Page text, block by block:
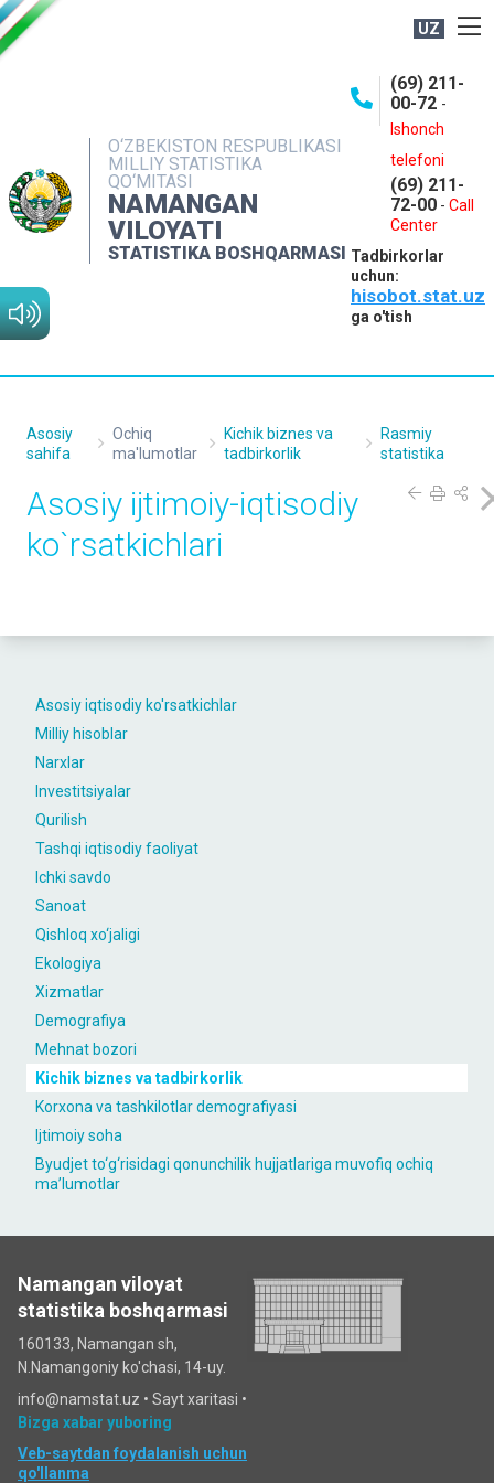
UZ
O‘ZBEKISTON RESPUBLIKASI
MILLIY STATISTIKA
QO‘MITASI
NAMANGAN
VILOYATI
STATISTIKA BOSHQARMASI
(69) 211-
00-72 -
Ishonch
telefoni
(69) 211-
72-00 - Call
Center
Tadbirkorlar
uchun:
hisobot.stat.uz
ga o'tish
NASHRLAR
INTERAKTIV XIZMATLAR
MATBUOT XIZMATI
MUROJAATLAR
Asosiy iqtisodiy ko'rsatkichlar
Milliy hisoblar
Narxlar
Investitsiyalar
Qurilish
Tashqi iqtisodiy faoliyat
Ichki savdo
Sanoat
Qishloq xo‘jaligi
Ekologiya
Xizmatlar
Demografiya
Mehnat bozori
Kichik biznes va tadbirkorlik
Korxona va tashkilotlar demografiyasi
Ijtimoiy soha
Byudjet to‘g‘risidagi qonunchilik hujjatlariga muvofiq ochiq
maʼlumotlar
Asosiy
sahifa
Ochiq
ma'lumotlar
Kichik biznes va
tadbirkorlik
Rasmiy
statistika
Asosiy ijtimoiy-iqtisodiy
ko`rsаtkichlаri
Namangan viloyat
statistika boshqarmasi
160133, Namangan sh,
N.Namangoniy ko'chasi, 14-uy.
info@namstat.uz • Sayt xaritasi •
Bizga xabar yuboring
Veb-saytdan foydalanish uchun
qo'llanma